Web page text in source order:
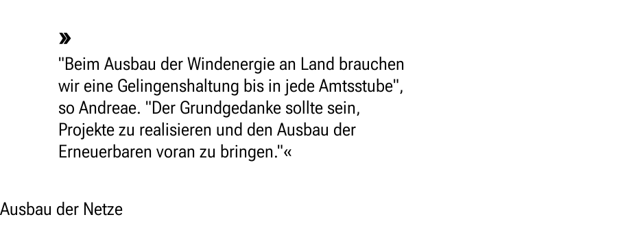
"Beim Ausbau der Windenergie an Land brauchen
wir eine Gelingenshaltung bis in jede Amtsstube",
so Andreae. "Der Grundgedanke sollte sein,
Projekte zu realisieren und den Ausbau der
Erneuerbaren voran zu bringen."
Ausbau der Netze